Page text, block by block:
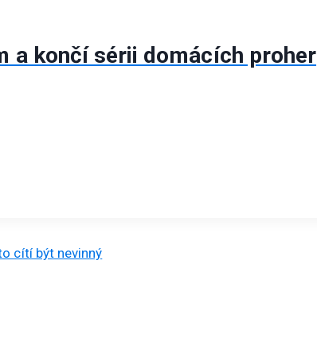
a končí sérii domácích proher
cítí být nevinný